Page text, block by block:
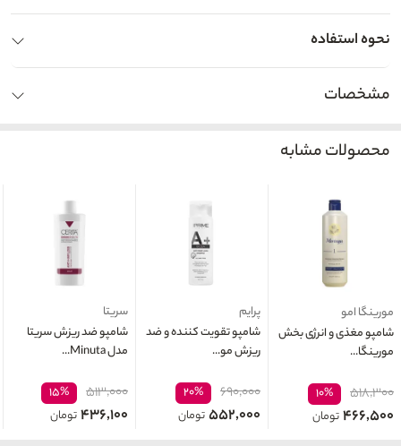
نحوه استفاده
مشخصات
محصولات مشابه
مورینگا امو
شامپو مغذی و انرژی بخش
مورینگا...
۵۱۸,۳۰۰ ۱۰%
۴۶۶,۵۰۰تومان
پرایم
شامپو تقویت کننده و ضد
ریزش مو...
۶۹۰,۰۰۰ ۲۰%
۵۵۲,۰۰۰تومان
سریتا
شامپو ضد ریزش سریتا
مدل Minuta...
۵۱۳,۰۰۰ ۱۵%
۴۳۶,۱۰۰تومان